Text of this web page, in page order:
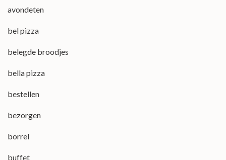
avondeten
bel pizza
belegde broodjes
bella pizza
bestellen
bezorgen
borrel
buffet